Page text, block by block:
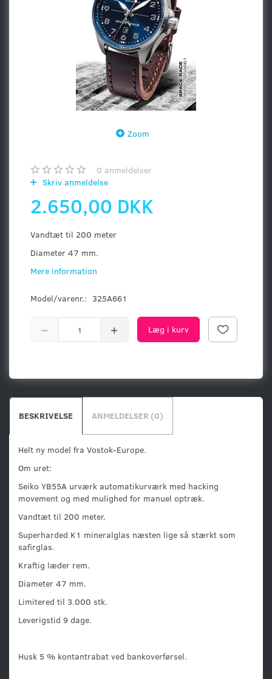
Zoom
0 anmeldelser
Skriv anmeldelse
2.650,00 DKK
Vandtæt til 200 meter
Diameter 47 mm.
Mere information
Model/varenr.: 325A661
Læg i kurv
BESKRIVELSE ANMELDELSER (0)
Helt ny model fra Vostok-Europe.
Om uret:
Seiko YB55A urværk automatikurværk med hacking
movement og med mulighed for manuel optræk.
Vandtæt til 200 meter.
Superharded K1 mineralglas næsten lige så stærkt som
safirglas.
Kraftig læder rem.
Diameter 47 mm.
Limitered til 3.000 stk.
Leverigstid 9 dage.
Husk 5 % kontantrabat ved bankoverførsel.